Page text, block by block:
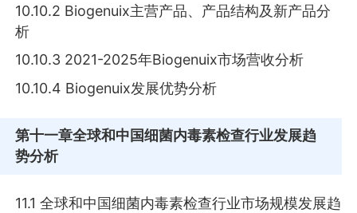
10.10.2 Biogenuix主营产品、产品结构及新产品分
析
10.10.3 2021-2025年Biogenuix市场营收分析
10.10.4 Biogenuix发展优势分析
第十一章全球和中国细菌内毒素检查行业发展趋
势分析
11.1 全球和中国细菌内毒素检查行业市场规模发展趋